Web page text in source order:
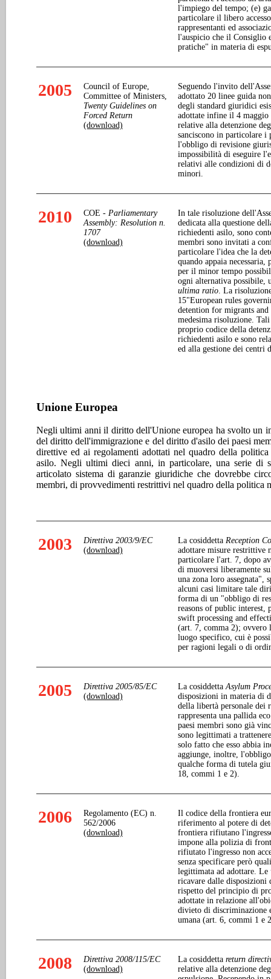
l'impiego del tempo; (e)
particolare il libero
rappresentanti ed
l'auspicio che il Consiglio
pratiche" in materia di
2005
Council of Europe,
Committee of Ministers,
Twenty Guidelines on
Forced Return
(download)
Seguendo l'invito
adottato 20 linee guida
degli standard giuridici
adottate infine il 4 maggio
relative alla detenzione
sanciscono in particolare i
l'obbligo di revisione
impossibilità di eseguire
relativi alle condizioni di
minori.
2010 COE - Parliamentary
Assembly: Resolution n.
1707
(download)
In tale risoluzione
dedicata alla questione
richiedenti asilo, sono
membri sono invitati a
particolare l'idea che la
quando appaia
per il minor tempo
ogni alternativa possibile,
ultima ratio. La
15"European rules
detention for migrants and
medesima risoluzione.
proprio codice della
richiedenti asilo e sono
ed alla gestione dei centri
Unione Europea
Negli ultimi anni il diritto dell'Unione europea ha svolto un
del diritto dell'immigrazione e del diritto d'asilo dei paesi
direttive ed ai regolamenti adottati nel quadro della
asilo. Negli ultimi dieci anni, in particolare, una serie di
articolato sistema di garanzie giuridiche che dovrebbe
membri, di provvedimenti restrittivi nel quadro della politica
2003
Direttiva 2003/9/EC
(download)
La cosiddetta Reception
adottare misure restrittive
particolare l'art. 7, dopo
di muoversi liberamente
una zona loro assegnata",
alcuni casi limitare tale
forma di un "obbligo di
reasons of public interest,
swift processing and
(art. 7, comma 2);
luogo specifico, cui è
per ragioni legali o di
2005
Direttiva 2005/85/EC
(download)
La cosiddettaAsylum
disposizioni in materia di
della libertà personale dei
rappresenta una pallida
paesi membri sono già
sono legittimati a
solo fatto che esso abbia
aggiunge, inoltre,
qualche forma di tutela
18, commi 1 e 2).
2006
Regolamento (EC) n.
562/2006
(download)
Il codice della frontiera
riferimento al potere di
frontiera rifiutano
impone alla polizia di
rifiutato l'ingresso non
senza specificare però
legittimata ad adottare.
ricavare dalle disposizioni
rispetto del principio di
adottate in relazione
divieto di discriminazione
umana (art. 6, commi 1 e
2008
Direttiva 2008/115/EC
(download)
La cosiddetta return
relative alla detenzione